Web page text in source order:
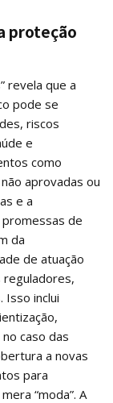
proteção
revela que a
pode se
riscos
e
como
aprovadas ou
e a
de
da
de atuação
inclui
caso das
a novas
para
“moda”. A